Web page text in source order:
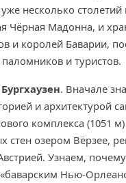
несколько столетий
Чёрная Мадонна, и
и королей Баварии,
и туристов.
Бургхаузен. Вначале
и архитектурой
комплекса (1051
стен озером Вёрзее,
Узнаем,
Нью-